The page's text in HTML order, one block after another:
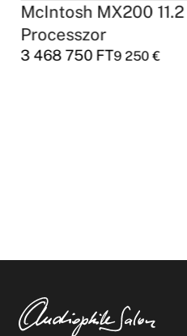
McIntosh MX200
Processzor
3 468 750FT9 250 €